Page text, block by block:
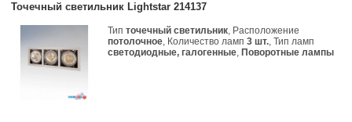
Точечный светильник Lightstar 214137
Типточечный светильник, Расположение
потолочное, Количество ламп3 шт., Тип ламп
светодиодные, галогенные, Поворотные лампы